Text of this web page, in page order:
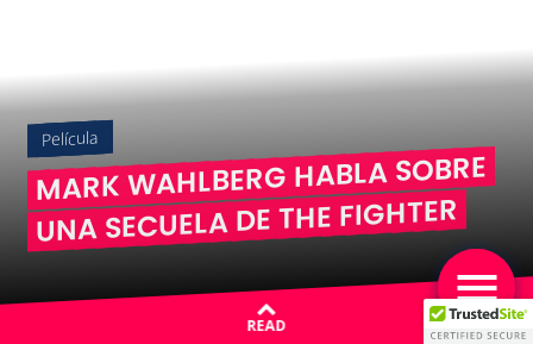
Película
MARK WAHLBERG HABLA SOBRE
UNA SECUELA DE THE FIGHTER
READ